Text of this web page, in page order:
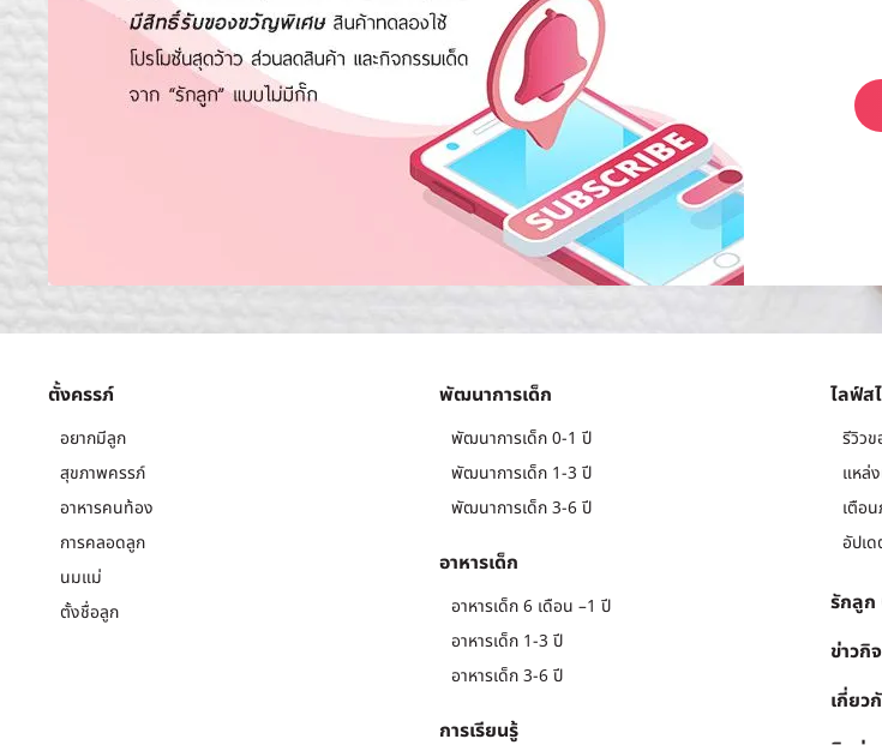
ตั้งครรภ์
อยากมีลูก
สุขภาพครรภ์
อาหารคนท้อง
การคลอดลูก
นมแม่
ตั้งชื่อลูก
พัฒนาการเด็ก
พัฒนาการเด็ก 0-1 ปี
พัฒนาการเด็ก 1-3 ปี
พัฒนาการเด็ก 3-6 ปี
อาหารเด็ก
อาหารเด็ก 6 เดือน –1 ปี
อาหารเด็ก 1-3 ปี
อาหารเด็ก 3-6 ปี
การเรียนรู้
ไลฟ์ส
รีวิว
แหล่
เตือ
อัปเ
รักลูก
ข่าวกิ
เกี่ยว